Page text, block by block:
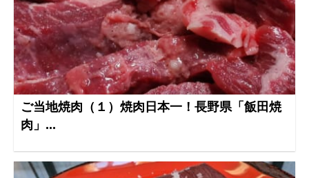
ご当地焼肉（１）焼肉日本一！長野県「飯田焼
肉」...